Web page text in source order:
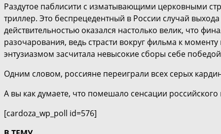
Раздутое паблисити с изматывающими церковными
триллер. Это беспрецедентный в России случай
действительностью оказался настолько велик, что
разочарования, ведь страсти вокруг фильма к
энтузиазмом засчитала невысокие сборы себе
Одним словом, россияне переиграли всех серых
А вы как думаете, что помешало сенсации
[cardoza_wp_poll id=576]